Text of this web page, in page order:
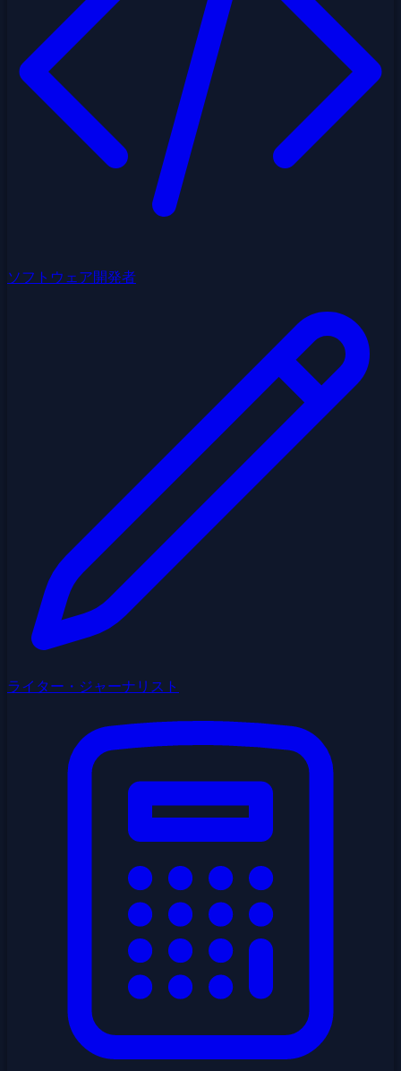
ソフトウェア開発者
ライター・ジャーナリスト